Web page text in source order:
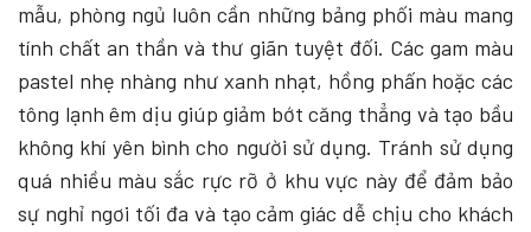
mẫu, phòng ngủ luôn cần những bảng phối màu mang
tính chất an thần và thư giãn tuyệt đối. Các gam màu
pastel nhẹ nhàng như xanh nhạt, hồng phấn hoặc các
tông lạnh êm dịu giúp giảm bớt căng thẳng và tạo bầu
không khí yên bình cho người sử dụng. Tránh sử dụng
quá nhiều màu sắc rực rỡ ở khu vực này để đảm bảo
sự nghỉ ngơi tối đa và tạo cảm giác dễ chịu cho khách